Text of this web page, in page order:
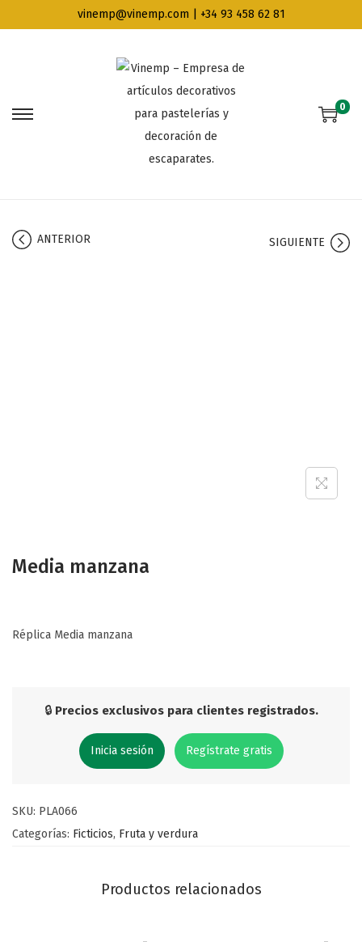
vinemp@vinemp.com | +34 93 458 62 81
0
ANTERIOR SIGUIENTE
Media manzana
Réplica Media manzana
🔒 Precios exclusivos para clientes registrados.
Inicia sesión Regístrate gratis
SKU: PLA066
Categorías: Ficticios, Fruta y verdura
Productos relacionados